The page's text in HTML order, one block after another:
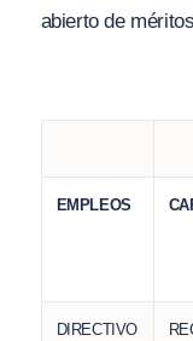
abierto de
EMPLEOS
DIRECTIVO